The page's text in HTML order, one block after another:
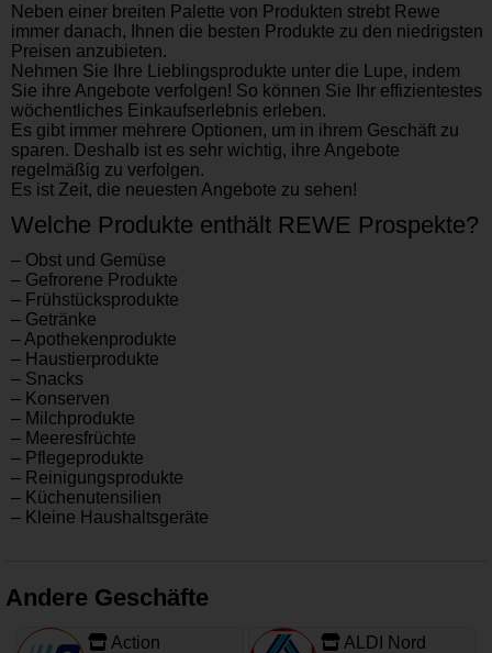
Neben einer breiten Palette von Produkten strebt Rewe
immer danach, Ihnen die besten Produkte zu den niedrigsten
Preisen anzubieten.
Nehmen Sie Ihre Lieblingsprodukte unter die Lupe, indem
Sie ihre Angebote verfolgen! So können Sie Ihr effizientestes
wöchentliches Einkaufserlebnis erleben.
Es gibt immer mehrere Optionen, um in ihrem Geschäft zu
sparen. Deshalb ist es sehr wichtig, ihre Angebote
regelmäßig zu verfolgen.
Es ist Zeit, die neuesten Angebote zu sehen!
Welche Produkte enthält REWE Prospekte?
– Obst und Gemüse
– Gefrorene Produkte
– Frühstücksprodukte
– Getränke
– Apothekenprodukte
– Haustierprodukte
– Snacks
– Konserven
– Milchprodukte
– Meeresfrüchte
– Pflegeprodukte
– Reinigungsprodukte
– Küchenutensilien
– Kleine Haushaltsgeräte
Andere Geschäfte
Action ALDI Nord